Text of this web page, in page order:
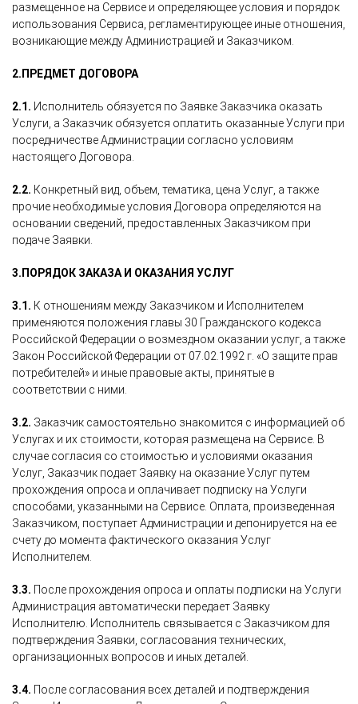
размещенное на Сервисе и определяющее условия и порядок
использования Сервиса, регламентирующее иные отношения,
возникающие между Администрацией и Заказчиком.
2. ПРЕДМЕТ ДОГОВОРА
2.1. Исполнитель обязуется по Заявке Заказчика оказать
Услуги, а Заказчик обязуется оплатить оказанные Услуги при
посредничестве Администрации согласно условиям
настоящего Договора.
2.2. Конкретный вид, объем, тематика, цена Услуг, а также
прочие необходимые условия Договора определяются на
основании сведений, предоставленных Заказчиком при
подаче Заявки.
3. ПОРЯДОК ЗАКАЗА И ОКАЗАНИЯ УСЛУГ
3.1. К отношениям между Заказчиком и Исполнителем
применяются положения главы 30 Гражданского кодекса
Российской Федерации о возмездном оказании услуг, а также
Закон Российской Федерации от 07.02.1992 г. «О защите прав
потребителей» и иные правовые акты, принятые в
соответствии с ними.
3.2. Заказчик самостоятельно знакомится с информацией об
Услугах и их стоимости, которая размещена на Сервисе. В
случае согласия со стоимостью и условиями оказания
Услуг, Заказчик подает Заявку на оказание Услуг путем
прохождения опроса и оплачивает подписку на Услуги
способами, указанными на Сервисе. Оплата, произведенная
Заказчиком, поступает Администрации и депонируется на ее
счету до момента фактического оказания Услуг
Исполнителем.
3.3. После прохождения опроса и оплаты подписки на Услуги
Администрация автоматически передает Заявку
Исполнителю. Исполнитель связывается с Заказчиком для
подтверждения Заявки, согласования технических,
организационных вопросов и иных деталей.
3.4. После согласования всех деталей и подтверждения